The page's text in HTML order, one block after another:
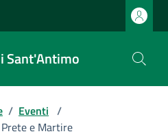
Sant'Antimo
/ Eventi /
e Martire